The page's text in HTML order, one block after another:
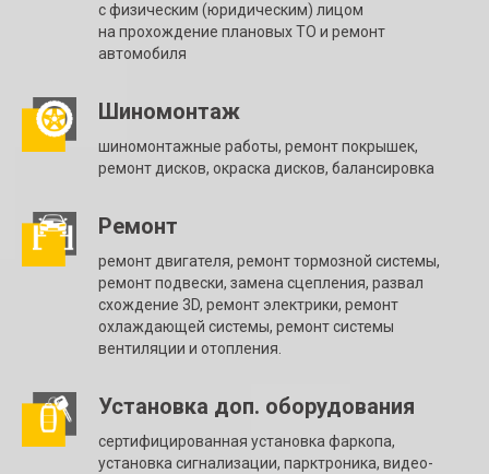
с физическим (юридическим) лицом
на прохождение плановых ТО и ремонт
автомобиля
Шиномонтаж
шиномонтажные работы, ремонт покрышек,
ремонт дисков, окраска дисков, балансировка
Ремонт
ремонт двигателя, ремонт тормозной системы,
ремонт подвески, замена сцепления, развал
схождение 3D, ремонт электрики, ремонт
охлаждающей системы, ремонт системы
вентиляции и отопления.
Установка доп. оборудования
сертифицированная установка фаркопа,
установка сигнализации, парктроника, видео-